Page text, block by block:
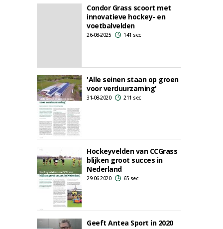
Condor Grass scoort met
innovatieve hockey- en
voetbalvelden
26-08-2025 141 sec
'Alle seinen staan op groen
voor verduurzaming'
31-08-2020 211 sec
Hockeyvelden van CCGrass
blijken groot succes in
Nederland
29-06-2020 65 sec
Geeft Antea Sport in 2020